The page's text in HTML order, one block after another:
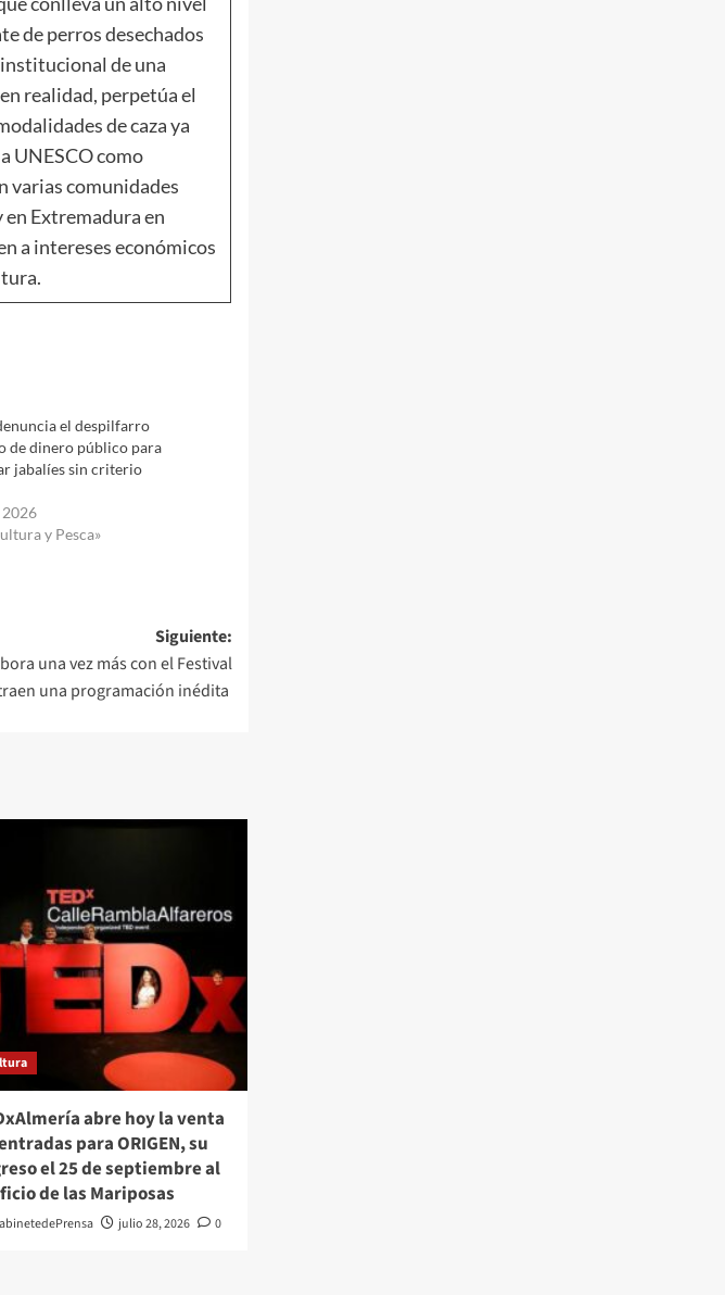
de perros desechados
de una
realidad, perpetúa el
de caza ya
UNESCO como
varias comunidades
Extremadura en
a intereses económicos
el despilfarro
de dinero público para
jabalíes sin criterio
y Pesca»
Siguiente:
una vez más con el Festival
una programación inédita
abre hoy la venta
para ORIGEN, su
el 25 de septiembre al
de las Mariposas
julio 28, 2026 0